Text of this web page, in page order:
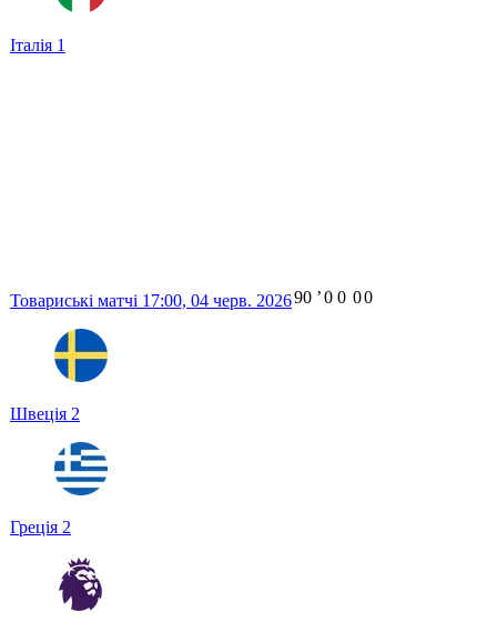
Італія 1
Товариські матчі 17:00, 04 черв. 2026
Швеція 2
Греція 2
90 ʼ0 0 00